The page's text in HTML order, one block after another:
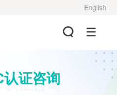
English
证咨询
证咨询